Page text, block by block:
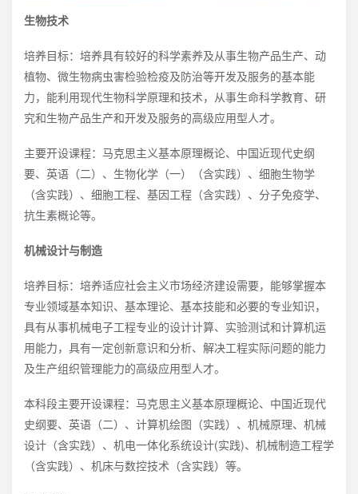
生物技术
培养目标：培养具有较好的科学素养及从事生物产品生产、动
植物、微生物病虫害检验检疫及防治等开发及服务的基本能
力，能利用现代生物科学原理和技术，从事生命科学教育、研
究和生物产品生产和开发及服务的高级应用型人才。
主要开设课程：马克思主义基本原理概论、中国近现代史纲
要、英语（二）、生物化学（一）（含实践）、细胞生物学
（含实践）、细胞工程、基因工程（含实践）、分子免疫学、
抗生素概论等。
机械设计与制造
培养目标：培养适应社会主义市场经济建设需要，能够掌握本
专业领域基本知识、基本理论、基本技能和必要的专业知识，
具有从事机械电子工程专业的设计计算、实验测试和计算机运
用能力，具有一定创新意识和分析、解决工程实际问题的能力
及生产组织管理能力的高级应用型人才。
本科段主要开设课程：马克思主义基本原理概论、中国近现代
史纲要、英语（二）、计算机绘图（实践）、机械原理、机械
设计（含实践）、机电一体化系统设计(实践)、机械制造工程学
（含实践）、机床与数控技术（含实践）等。